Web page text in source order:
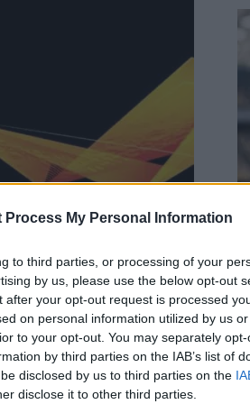
Process My Personal Information
to third parties, or processing of your
by us, please use the below opt-out
your opt-out request is processed
on personal information utilized by us
to your opt-out. You may separately
by third parties on the IAB’s list of
disclosed by us to third parties on the
disclose it to other third parties.
tiensä finaaliin.
selvittää